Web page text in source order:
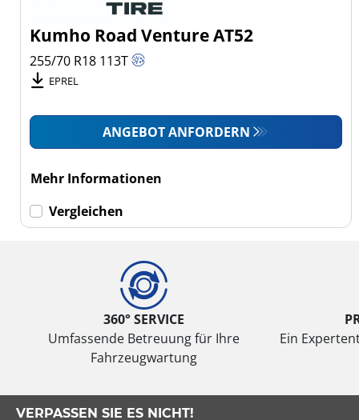
Kumho Road Venture AT52
255/70 R18 113T
EPREL
ANGEBOT ANFORDERN
Mehr Informationen
Vergleichen
360° SERVICE
Umfassende Betreuung für Ihre
Fahrzeugwartung
Ein
VERPASSEN SIE ES NICHT!